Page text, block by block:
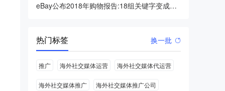
eBay公布2018年购物报告:18组关键字变成国外销售市场
热门标签 换一批
推广 海外社交媒体运营 海外社交媒体代运营
海外社交媒体推广 海外社交媒体推广公司